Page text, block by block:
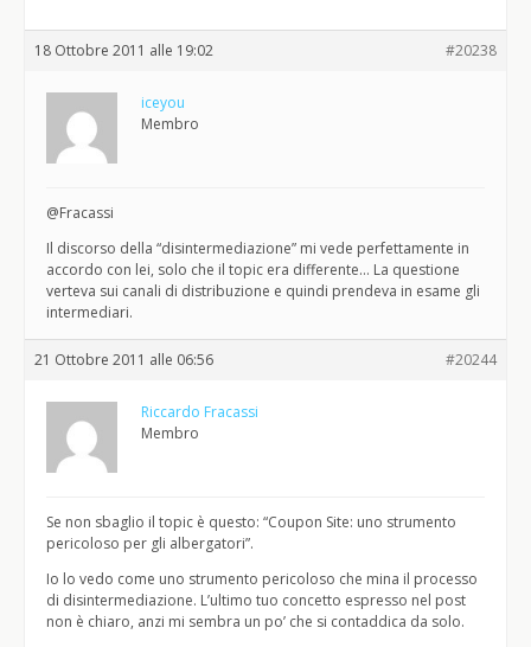
18 Ottobre 2011 alle 19:02 #20238
iceyou
Membro
@Fracassi
Il discorso della “disintermediazione” mi vede perfettamente in
accordo con lei, solo che il topic era differente… La questione
verteva sui canali di distribuzione e quindi prendeva in esame gli
intermediari.
21 Ottobre 2011 alle 06:56 #20244
Riccardo Fracassi
Membro
Se non sbaglio il topic è questo: “Coupon Site: uno strumento
pericoloso per gli albergatori”.
Io lo vedo come uno strumento pericoloso che mina il processo
di disintermediazione. L’ultimo tuo concetto espresso nel post
non è chiaro, anzi mi sembra un po’ che si contaddica da solo.